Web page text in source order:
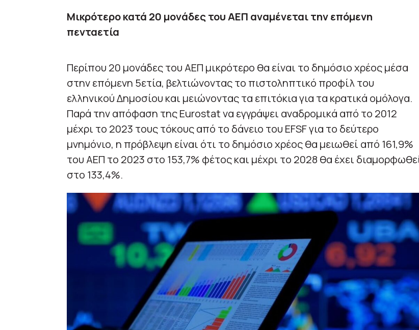
Μικρότερο κατά 20 μονάδες του ΑΕΠ αναμένεται την επόμενη
πενταετία
Περίπου 20 μονάδες του ΑΕΠ μικρότερο θα είναι το δημόσιο χρέος μέσα
στην επόμενη 5ετία, βελτιώνοντας το πιστοληπτικό προφίλ του
ελληνικού Δημοσίου και μειώνοντας τα επιτόκια για τα κρατικά ομόλογα.
Παρά την απόφαση της Eurostat να εγγράψει αναδρομικά από το 2012
μέχρι το 2023 τους τόκους από το δάνειο του EFSF για το δεύτερο
μνημόνιο, η πρόβλεψη είναι ότι το δημόσιο χρέος θα μειωθεί από 161,9%
του ΑΕΠ το 2023 στο 153,7% φέτος και μέχρι το 2028 θα έχει
στο 133,4%.